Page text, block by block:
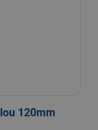
120mm